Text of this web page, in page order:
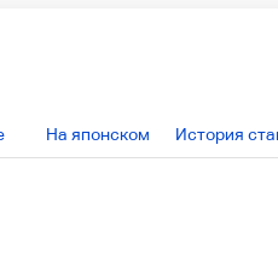
На японском История